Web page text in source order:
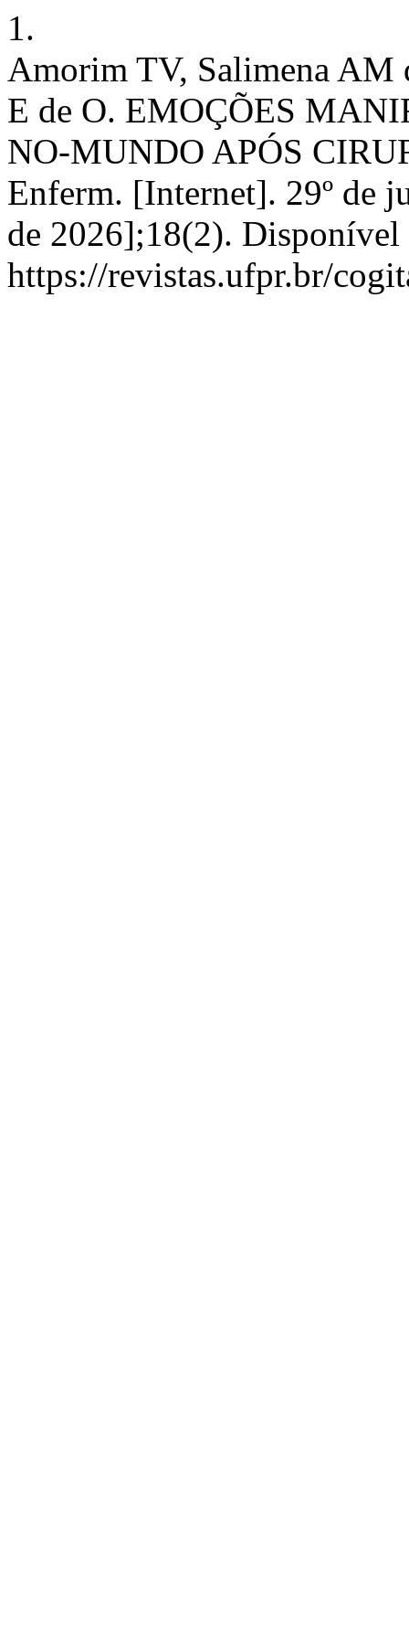
1.
Amorim TV, Salimena AM
E de O. EMOÇÕES
NO-MUNDO APÓS
Enferm. [Internet]. 29º de
de 2026];18(2). Disponível
https://revistas.ufpr.br/